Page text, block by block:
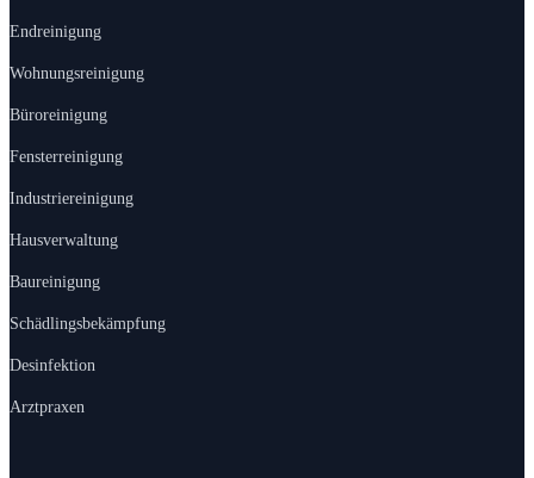
Endreinigung
Wohnungsreinigung
Büroreinigung
Fensterreinigung
Industriereinigung
Hausverwaltung
Baureinigung
Schädlingsbekämpfung
Desinfektion
Arztpraxen